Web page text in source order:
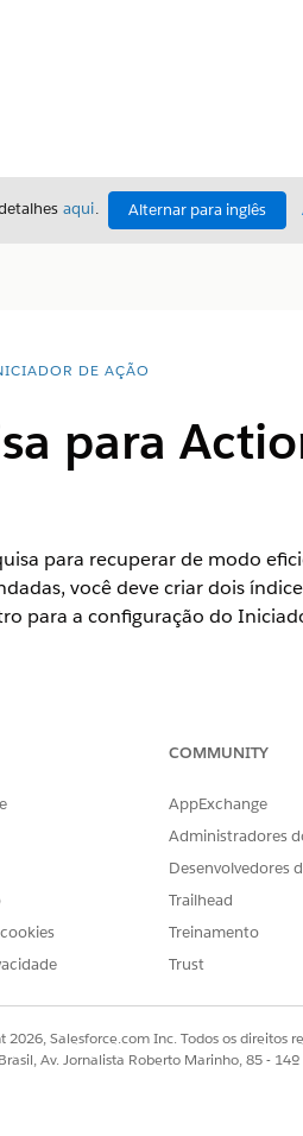
aqui. Alternar para inglês
DE AÇÃO
para
para recuperar de modo
você deve criar dois
para a configuração do
Unlimitedcom os
do Iniciador de ação de
recomendadas ao configurar o
do Iniciador de ação do
recomendadas ao configurar o
COMMUNITY
AppExchange
Administradores
Desenvolvedores
Trailhead
Treinamento
Trust
2026, Salesforce.com Inc. Todos os direitos
Av. Jornalista Roberto Marinho, 85 -